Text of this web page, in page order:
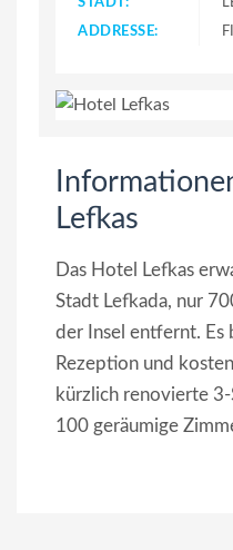
ADDRESSE:
Lefkas
Das Hotel Lefkas
Stadt Lefkada, nur
der Insel entfernt.
Rezeption und
kürzlich renovierte
100 geräumige